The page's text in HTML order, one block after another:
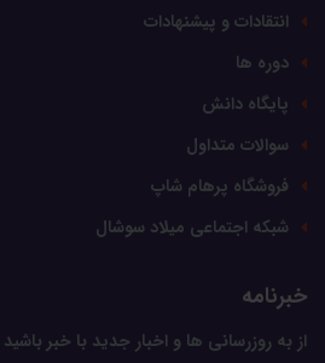
انتقادات و پیشنهادات
دوره ها
پایگاه دانش
سوالات متداول
فروشگاه پرهام شاپ
شبکه اجتماعی میلاد سوشال
خبرنامه
از به روزرسانی ها و اخبار جدید با خبر باشید